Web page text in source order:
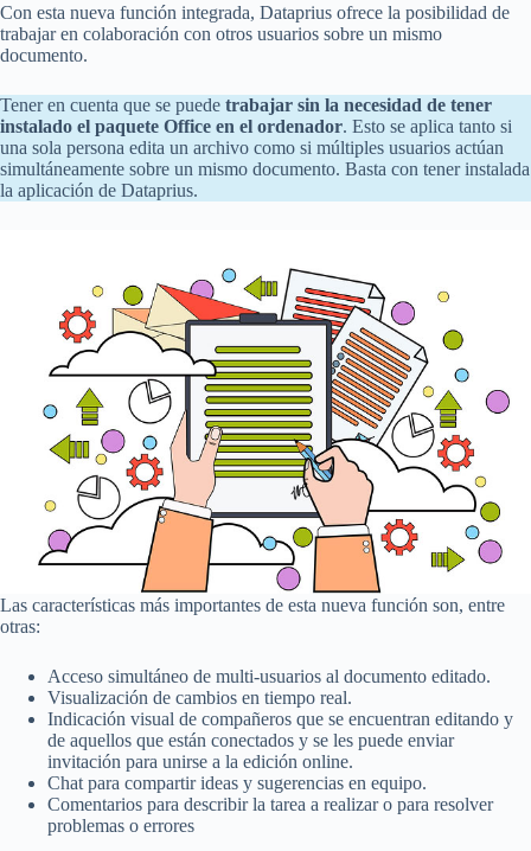
Con esta nueva función integrada, Dataprius ofrece la posibilidad de
trabajar en colaboración con otros usuarios sobre un mismo
documento.
Tener en cuenta que se puede trabajar sin la necesidad de tener
instalado el paquete Office en el ordenador. Esto se aplica tanto si
una sola persona edita un archivo como si múltiples usuarios actúan
simultáneamente sobre un mismo documento. Basta con tener instalada
la aplicación de Dataprius.
Las características más importantes de esta nueva función son, entre
otras:
Acceso simultáneo de multi-usuarios al documento editado.
Visualización de cambios en tiempo real.
Indicación visual de compañeros que se encuentran editando y
de aquellos que están conectados y se les puede enviar
invitación para unirse a la edición online.
Chat para compartir ideas y sugerencias en equipo.
Comentarios para describir la tarea a realizar o para resolver
problemas o errores